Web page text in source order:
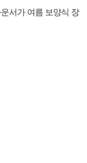
서가 여름 보양식 장